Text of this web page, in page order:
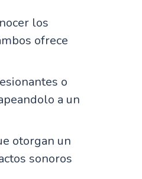
los
ofrece
o
a un
otorgan un
sonoros